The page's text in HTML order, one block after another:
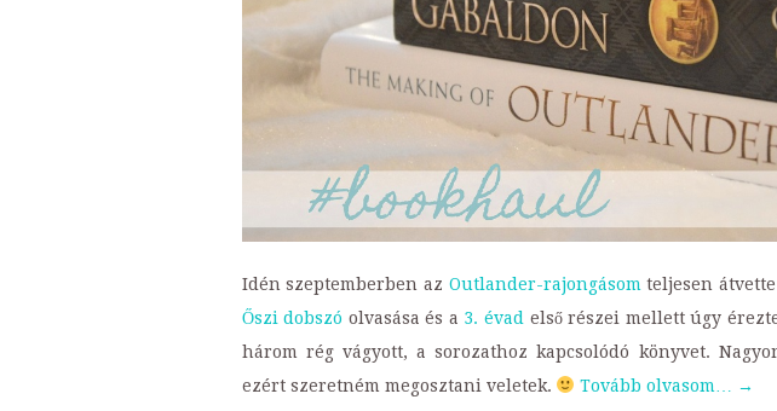
Idén szeptemberben az Outlander-rajongásom teljesen
Őszi dobszó olvasása és a 3. évad első részei mellett úgy
három rég vágyott, a sorozathoz kapcsolódó könyvet.
ezért szeretném megosztani veletek.
Tovább olvasom… →